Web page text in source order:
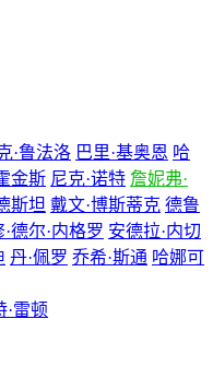
·鲁法洛 巴里·基奥恩 哈
金斯 尼克·诺特 詹妮弗·
斯坦 戴文·博斯蒂克 德鲁
·德尔·内格罗 安德拉·内切
丹·佩罗 乔希·斯通 哈娜可
·雷顿